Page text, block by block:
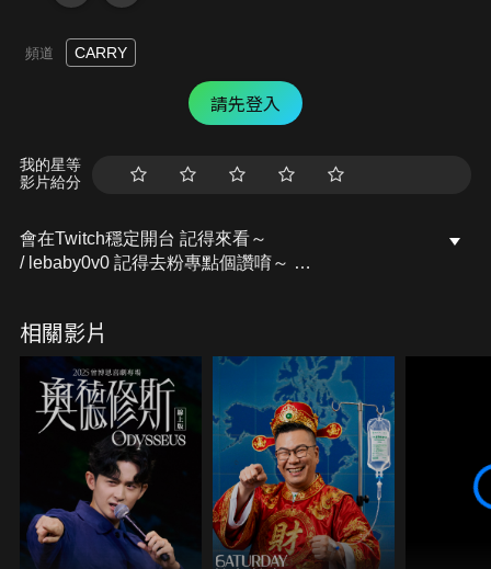
頻道 CARRY
請先登入
我的星等
影片給分
會在Twitch穩定開台 記得來看～
/ lebaby0v0 記得去粉專點個讚唷～
/ lebaby0v0 Instagram：lebaby0v0
/ lebaby0v0 本頻道授權相關請洽詢：
littlefish@mesports.com.tw
若非此窗口授權，一律概不承認。
業務合作請洽：san710501@mesports.com.tw
相關影片